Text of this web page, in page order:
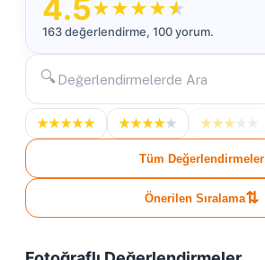
4.5★★★★★
163 değerlendirme, 100 yorum.
🔍
★★★★★ ★★★★★ ★★★
Tüm Değerlendirmeler
Önerilen Sıralama⇅